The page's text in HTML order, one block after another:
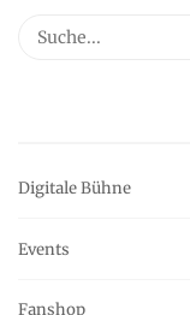
Digitale Bühne
Events
Fanshop